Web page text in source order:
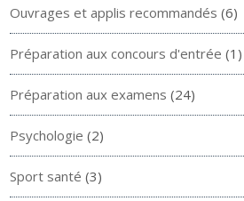
Ouvrages et applis recommandés (6)
Préparation aux concours d'entrée (1)
Préparation aux examens (24)
Psychologie (2)
Sport santé (3)